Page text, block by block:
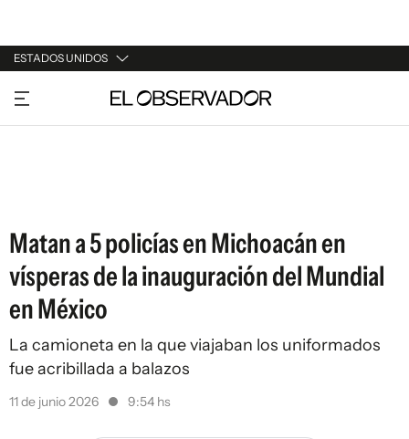
ESTADOS UNIDOS
URUGUAY
ARGENTINA
Matan a 5 policías en Michoacán en
vísperas de la inauguración del Mundial
en México
La camioneta en la que viajaban los uniformados
fue acribillada a balazos
11 de junio 2026 9:54 hs